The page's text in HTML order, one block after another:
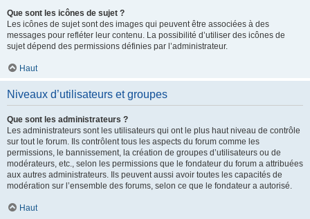
Que sont les icônes de sujet ?
Les icônes de sujet sont des images qui peuvent être associées à des
messages pour refléter leur contenu. La possibilité d’utiliser des icônes de
sujet dépend des permissions définies par l’administrateur.
Haut
Niveaux d’utilisateurs et groupes
Que sont les administrateurs ?
Les administrateurs sont les utilisateurs qui ont le plus haut niveau de contrôle
sur tout le forum. Ils contrôlent tous les aspects du forum comme les
permissions, le bannissement, la création de groupes d’utilisateurs ou de
modérateurs, etc., selon les permissions que le fondateur du forum a attribuées
aux autres administrateurs. Ils peuvent aussi avoir toutes les capacités de
modération sur l’ensemble des forums, selon ce que le fondateur a autorisé.
Haut